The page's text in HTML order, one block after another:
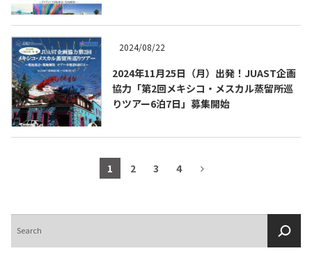
2024/08/22
2024年11月25日（月）出発！JUAST企画
協力「第2回メキシコ・メスカル蒸留所巡
りツアー6泊7日」募集開始
1 2 3 4
索